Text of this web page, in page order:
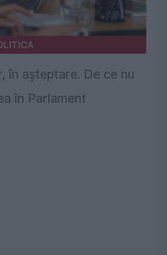
în așteptare. De ce nu
în Parlament